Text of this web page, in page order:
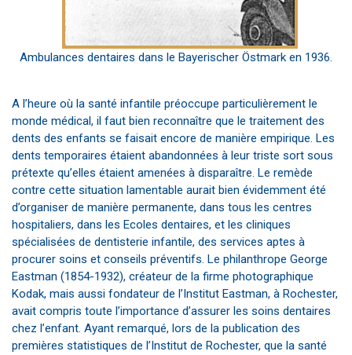
Ambulances dentaires dans le Bayerischer Östmark en 1936.
A l’heure où la santé infantile préoccupe particulièrement le
monde médical, il faut bien reconnaître que le traitement des
dents des enfants se faisait encore de manière empirique. Les
dents temporaires étaient abandonnées à leur triste sort sous
prétexte qu’elles étaient amenées à disparaître. Le remède
contre cette situation lamentable aurait bien évidemment été
d’organiser de manière permanente, dans tous les centres
hospitaliers, dans les Ecoles dentaires, et les cliniques
spécialisées de dentisterie infantile, des services aptes à
procurer soins et conseils préventifs. Le philanthrope George
Eastman (1854-1932), créateur de la firme photographique
Kodak, mais aussi fondateur de l’Institut Eastman, à Rochester,
avait compris toute l’importance d’assurer les soins dentaires
chez l’enfant. Ayant remarqué, lors de la publication des
premières statistiques de l’Institut de Rochester, que la santé